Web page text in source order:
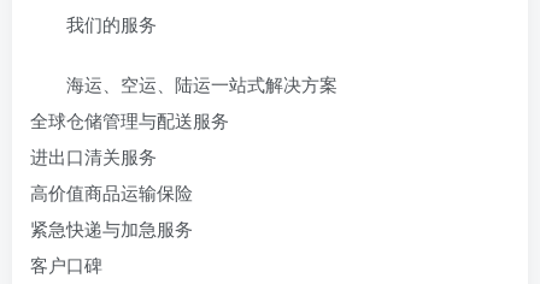
我们的服务
海运、空运、陆运一站式解决方案
全球仓储管理与配送服务
进出口清关服务
高价值商品运输保险
紧急快递与加急服务
客户口碑